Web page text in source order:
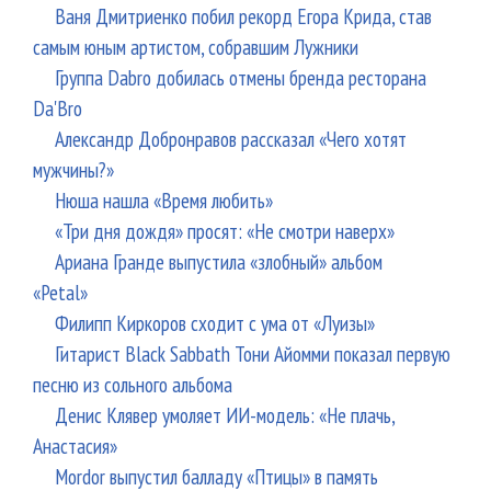
Ваня Дмитриенко побил рекорд Егора Крида, став
самым юным артистом, собравшим Лужники
Группа Dabro добилась отмены бренда ресторана
Da'Bro
Александр Добронравов рассказал «Чего хотят
мужчины?»
Нюша нашла «Время любить»
«Три дня дождя» просят: «Не смотри наверх»
Ариана Гранде выпустила «злобный» альбом
«Petal»
Филипп Киркоров сходит с ума от «Луизы»
Гитарист Black Sabbath Тони Айомми показал первую
песню из сольного альбома
Денис Клявер умоляет ИИ-модель: «Не плачь,
Анастасия»
Mordor выпустил балладу «Птицы» в память